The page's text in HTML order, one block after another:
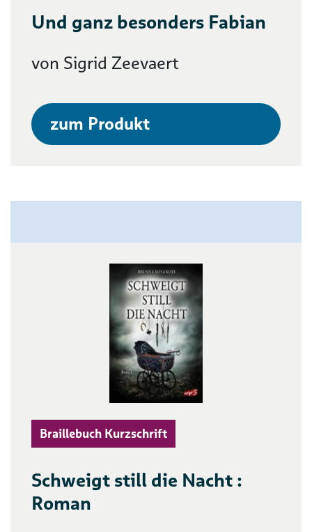
Und ganz besonders Fabian
von Sigrid Zeevaert
zum Produkt
Braillebuch Kurzschrift
Schweigt still die Nacht :
Roman